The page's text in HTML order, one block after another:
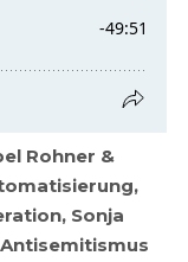
Rohner &
Sonja